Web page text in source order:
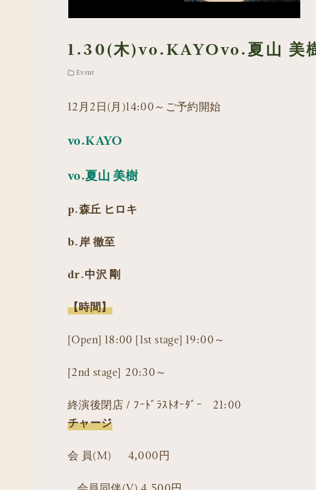
1.30(木)vo.KAYOvo.夏山 美
Event
12月2日(月)14:00～ご予約開始
vo.KAYO
vo.夏山 美樹
p.森丘 ヒロキ
b.岸 徹至
dr.中沢 剛
【時間】
[Open] 18:00 [1st stage] 19:00～
[2nd stage] 20:30～
終演後閉店 / ﾌｰﾄﾞﾗｽﾄｵｰﾀﾞｰ 21:00
チャージ
会 員(M) 4,000円